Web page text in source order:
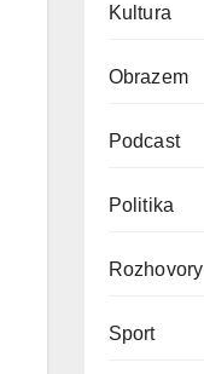
Kultura
Obrazem
Podcast
Politika
Rozhovory
Sport